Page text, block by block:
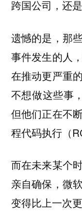
跨国公司，还
遗憾的是，那
事件发生的人
在推动更严重
不想做这些事
但他们正在不
程代码执行（
而在未来某个
亲自确保，微
变得比上一次更